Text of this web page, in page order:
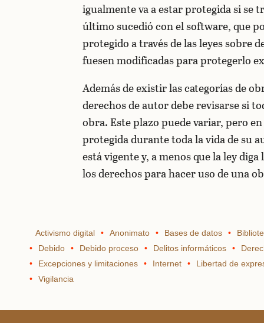
igualmente va a estar protegida si se
último sucedió con el software, que
protegido a través de las leyes sobre
fuesen modificadas para protegerlo
Además de existir las categorías de
derechos de autor debe revisarse si
obra. Este plazo puede variar, pero
protegida durante toda la vida de su
está vigente y, a menos que la ley
los derechos para hacer uso de una
Activismo digital Anonimato Bases de datos
Debido
Debido proceso Delitos informáticos
Excepciones y limitaciones
Internet
Libertad de
Vigilancia